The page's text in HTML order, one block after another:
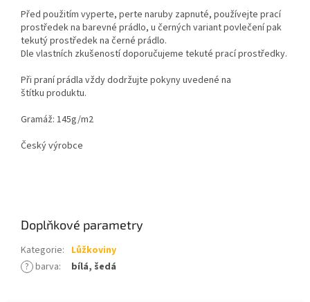
Před použitím vyperte, perte naruby zapnuté, používejte prací
prostředek na barevné prádlo, u černých variant povlečení pak
tekutý prostředek na černé prádlo.
Dle vlastních zkušeností doporučujeme tekuté prací prostředky.
Při praní prádla vždy dodržujte pokyny uvedené na
štítku produktu.
Gramáž: 145g/m2
Český výrobce
Doplňkové parametry
Kategorie: Lůžkoviny
? barva: bílá, šedá